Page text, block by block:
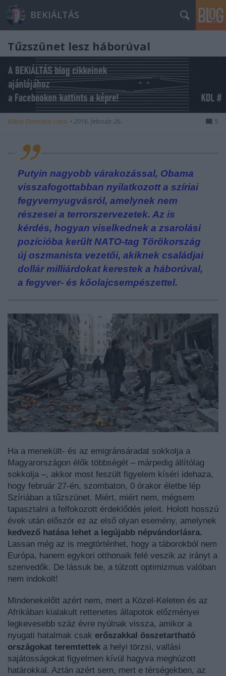
BEKIÁLTÁS
Tűzszünet lesz háborúval
Kabai Domokos Lajos • 2016. február 26. 5
Putyin nagyobb várakozással, Obama
visszafogottabban nyilatkozott a szíriai
fegyvernyugvásról, amelynek nem
részesei a terrorszervezetek. Az is
kérdés, hogyan viselkednek a zsarolási
pozícióba került NATO-tag Törökország
új oszmanista vezetői, akiknek családjai
dollár milliárdokat kerestek a háborúval,
a fegyver- és kőolajcsempészettel.
Ha a menekült- és az emigránsáradat sokkolja a
Magyarországon élők többségét – márpedig állítólag
sokkolja –, akkor most feszült figyelem kíséri idehaza,
hogy február 27-én, szombaton, 0 órakor életbe lép
Szíriában a tűzszünet. Miért, miért nem, mégsem
tapasztalni a felfokozott érdeklődés jeleit. Holott hosszú
évek után először ez az első olyan esemény, amelynek
kedvező hatása lehet a legújabb népvándorlásra.
Lassan még az is megtörténhet, hogy a táborokból nem
Európa, hanem egykori otthonaik felé veszik az irányt a
szenvedők. De lássuk be, a túlzott optimizmus valóban
nem indokolt!
Mindenekelőtt azért nem, mert a Közel-Keleten és az
Afrikában kialakult rettenetes állapotok előzményei
legkevesebb száz évre nyúlnak vissza, amikor a
nyugati hatalmak csak erőszakkal összetartható
országokat teremtettek a helyi törzsi, vallási
sajátosságokat figyelmen kívül hagyva meghúzott
határokkal. Aztán azért sem, mert e térségekben, az